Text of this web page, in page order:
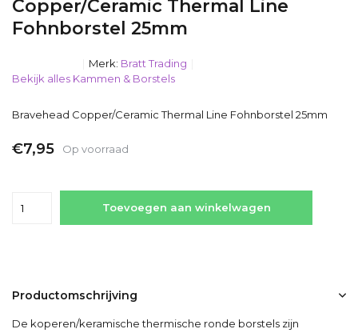
Copper/Ceramic Thermal Line
Fohnborstel 25mm
Merk: Bratt Trading
Bekijk alles Kammen & Borstels
Bravehead Copper/Ceramic Thermal Line Fohnborstel 25mm
€7,95 Op voorraad
Toevoegen aan winkelwagen
Productomschrijving
De koperen/keramische thermische ronde borstels zijn